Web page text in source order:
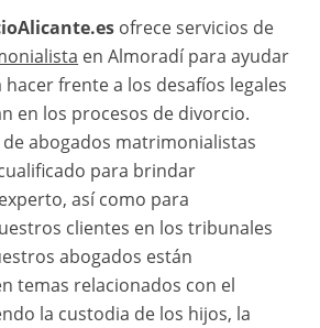
ofrece servicios de
en Almoradí para ayudar
hacer frente a los desafíos legales
en los procesos de divorcio.
abogados matrimonialistas
para brindar
así como para
clientes en los tribunales
abogados están
temas relacionados con el
la custodia de los hijos, la